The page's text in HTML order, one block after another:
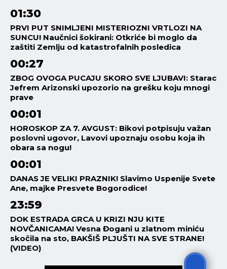
01:30
PRVI PUT SNIMLJENI MISTERIOZNI VRTLOZI NA
SUNCU! Naučnici šokirani: Otkriće bi moglo da
zaštiti Zemlju od katastrofalnih posledica
00:27
ZBOG OVOGA PUCAJU SKORO SVE LJUBAVI: Starac
Jefrem Arizonski upozorio na grešku koju mnogi
prave
00:01
HOROSKOP ZA 7. AVGUST: Bikovi potpisuju važan
poslovni ugovor, Lavovi upoznaju osobu koja ih
obara sa nogu!
00:01
DANAS JE VELIKI PRAZNIK! Slavimo Uspenije Svete
Ane, majke Presvete Bogorodice!
23:59
DOK ESTRADA GRCA U KRIZI NJU KITE
NOVČANICAMA! Vesna Đogani u zlatnom miniću
skočila na sto, BAKŠIŠ PLJUŠTI NA SVE STRANE!
(VIDEO)